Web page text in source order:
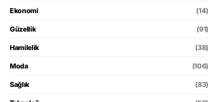
Ekonomi (14)
Güzellik (91)
Hamilelik (38)
Moda (106)
Sağlık (83)